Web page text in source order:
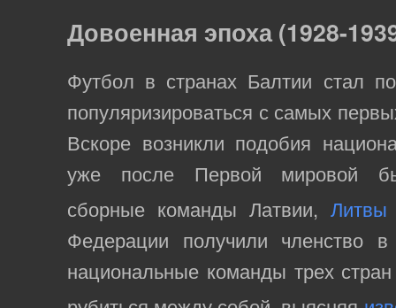
Довоенная эпоха (1928-
Футбол в странах Балтии стал
популяризироваться с самых
Вскоре возникли подобия
уже после Первой мировой
сборные команды Латвии, Литвы
Федерации получили
национальные команды трех